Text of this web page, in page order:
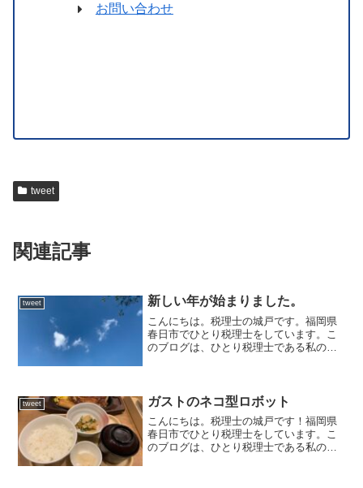
お問い合わせ
tweet
関連記事
tweet 新しい年が始まりました。
こんにちは。税理士の城戸です。福岡県
春日市でひとり税理士をしています。こ
のブログは、ひとり税理士である私の日
年、始まりました。、、...
tweet ガストのネコ型ロボット
こんにちは。税理士の城戸です！福岡県
春日市でひとり税理士をしています。こ
のブログは、ひとり税理士である私の日